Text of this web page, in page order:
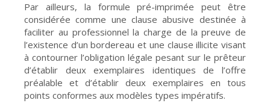
Par ailleurs, la formule pré-imprimée peut être
considérée comme une clause abusive destinée à
faciliter au professionnel la charge de la preuve de
l’existence d’un bordereau et une clause illicite visant
à contourner l’obligation légale pesant sur le prêteur
d’établir deux exemplaires identiques de l’offre
préalable et d’établir deux exemplaires en tous
points conformes aux modèles types impératifs.